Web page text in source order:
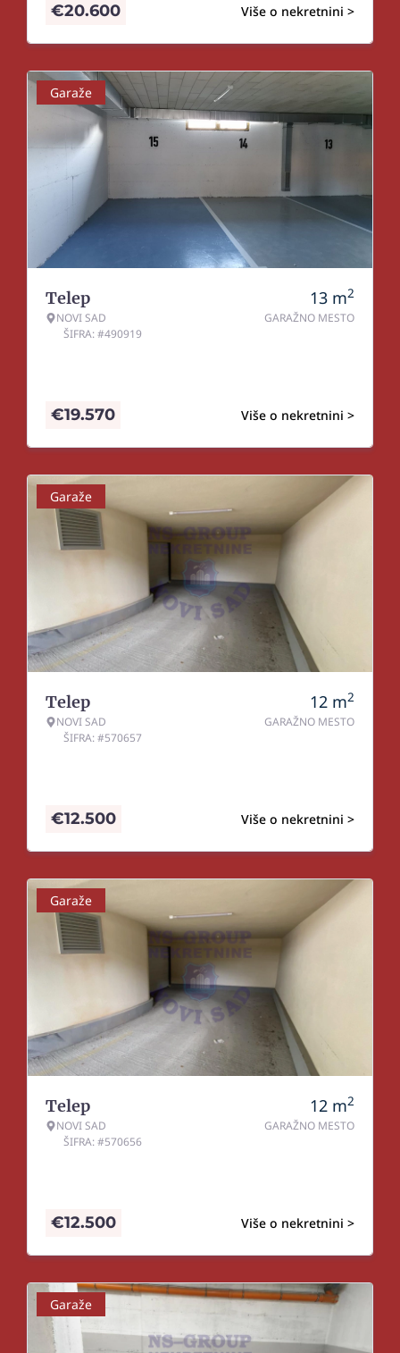
Više o nekretnini >
€20.600
Garaže
Telep
NOVI SAD
ŠIFRA: #490919
13 m2
GARAŽNO MESTO
Više o nekretnini >
€19.570
Garaže
Telep
NOVI SAD
ŠIFRA: #570657
12 m2
GARAŽNO MESTO
Više o nekretnini >
€12.500
Garaže
Telep
NOVI SAD
ŠIFRA: #570656
12 m2
GARAŽNO MESTO
Više o nekretnini >
€12.500
Garaže